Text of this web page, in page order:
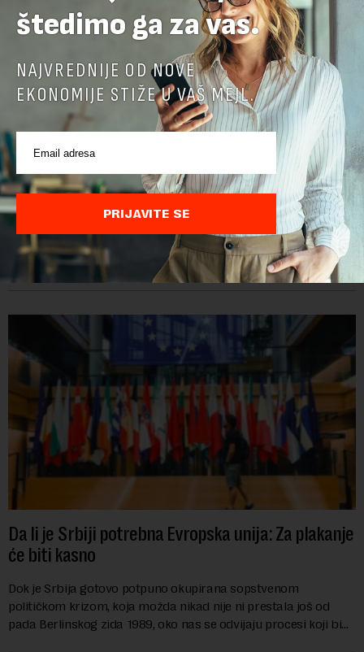
Ambasadorka Francuske: Napredak nije uklonio
sve prepreke
Od oktobra 2025. godine, funkciju ambasadorke Francuske u
Srbiji obavlja Florans Ferari, karijerna diplomatkinja sa više od
tri decenije iskustva u francuskoj diplomatiji. Tokom bogate
karije...
Da li je Srbiji potrebna Evropska unija: Za plakanje
će biti kasno
Dok je Srbija gotovo potpuno okupirana sopstvenom
političkom krizom, koja možda nikad nije ni prestala još od
pada Berlinskog zida 1989, oko nas se odvijaju procesi koji bi
štedimo ga za vas.
NAJVREDNIJE OD NOVE
EKONOMIJE STIŽE U VAŠ MEJL.
PRIJAVITE SE